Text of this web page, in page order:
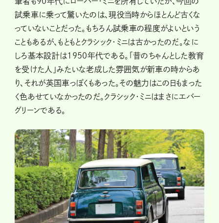
試乗車に乗って驚いたのは、現役当時からほとんど古くな
っていないことだった。もちろん試乗車の程度がよいという
こともあるが、もともとクラシック・ミニは古かったのだ。なに
しろ基本設計は1950年代である。「昔のちゃんとした教育
を受けた人」みたいな老成した雰囲気が新車の時からあ
り、それが英国車っぽくもあった。その魅力はこの日もまった
く色あせていなかったのだ。クラシック・ミニはまさにエバー
グリーンである。